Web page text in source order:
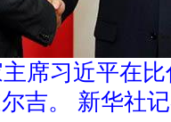
席习近平在
吉。 新华社